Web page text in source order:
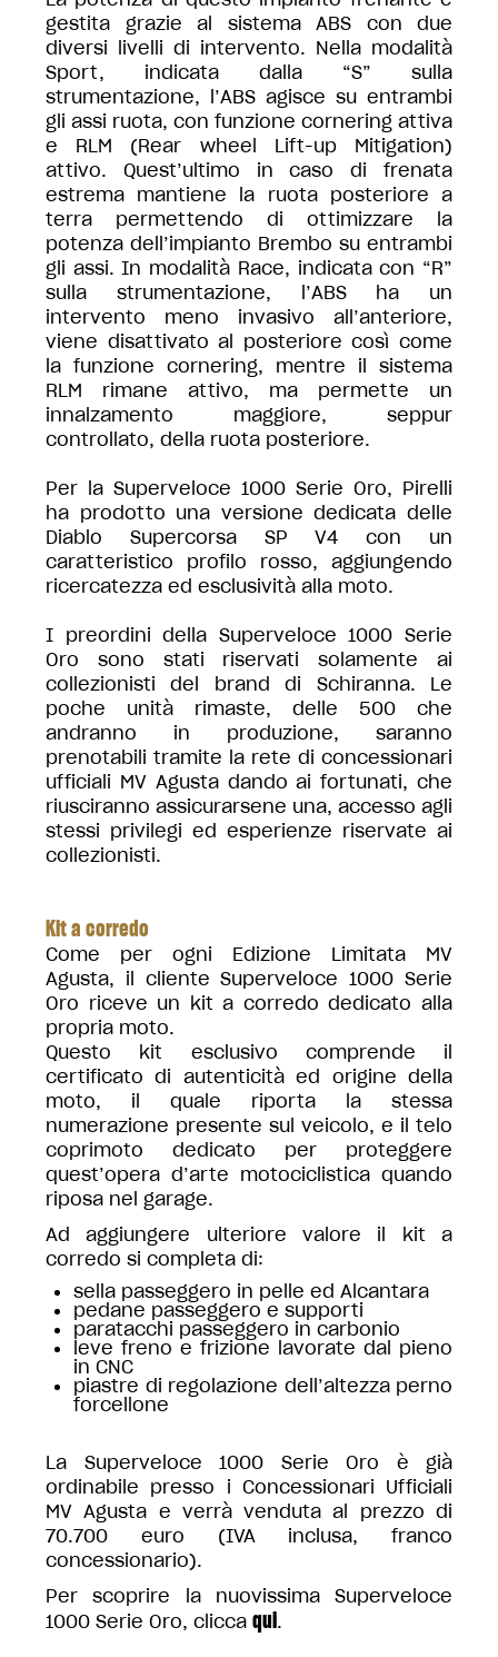
gestita grazie al sistema ABS con due
diversi livelli di intervento. Nella modalità
Sport, indicata dalla “S” sulla
strumentazione, l’ABS agisce su entrambi
gli assi ruota, con funzione cornering attiva
e RLM (Rear wheel Lift-up Mitigation)
attivo. Quest’ultimo in caso di frenata
estrema mantiene la ruota posteriore a
terra permettendo di ottimizzare la
potenza dell’impianto Brembo su entrambi
gli assi. In modalità Race, indicata con “R”
sulla strumentazione, l’ABS ha un
intervento meno invasivo all’anteriore,
viene disattivato al posteriore così come
la funzione cornering, mentre il sistema
RLM rimane attivo, ma permette un
innalzamento maggiore, seppur
controllato, della ruota posteriore.
Per la Superveloce 1000 Serie Oro, Pirelli
ha prodotto una versione dedicata delle
Diablo Supercorsa SP V4 con un
caratteristico profilo rosso, aggiungendo
ricercatezza ed esclusività alla moto.
I preordini della Superveloce 1000 Serie
Oro sono stati riservati solamente ai
collezionisti del brand di Schiranna. Le
poche unità rimaste, delle 500 che
andranno in produzione, saranno
prenotabili tramite la rete di concessionari
ufficiali MV Agusta dando ai fortunati, che
riusciranno assicurarsene una, accesso agli
stessi privilegi ed esperienze riservate ai
collezionisti.
Kit a corredo
Come per ogni Edizione Limitata MV
Agusta, il cliente Superveloce 1000 Serie
Oro riceve un kit a corredo dedicato alla
propria moto.
Questo kit esclusivo comprende il
certificato di autenticità ed origine della
moto, il quale riporta la stessa
numerazione presente sul veicolo, e il telo
coprimoto dedicato per proteggere
quest’opera d’arte motociclistica quando
riposa nel garage.
Ad aggiungere ulteriore valore il kit a
corredo si completa di:
sella passeggero in pelle ed Alcantara
pedane passeggero e supporti
paratacchi passeggero in carbonio
leve freno e frizione lavorate dal pieno
in CNC
piastre di regolazione dell’altezza perno
forcellone
La Superveloce 1000 Serie Oro è già
ordinabile presso i Concessionari Ufficiali
MV Agusta e verrà venduta al prezzo di
70.700 euro (IVA inclusa, franco
concessionario).
Per scoprire la nuovissima Superveloce
1000 Serie Oro, clicca qui.